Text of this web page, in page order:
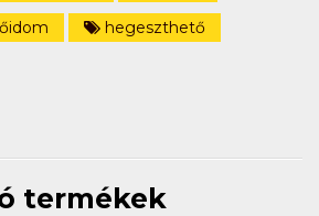
hegeszthető
termékek